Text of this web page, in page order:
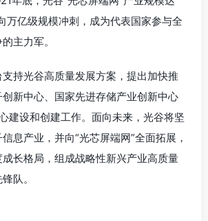
万亿级规模冲刺，成为代表国家参与全
主力军。
持光谷高质量发展方案，提出加快推
新中心、国家先进存储产业创新中心
建设和创建工作。面向未来，光谷将坚
息产业，并向“光芯屏端网”全面拓展，
长格局，组成战略性新兴产业高质量
队。